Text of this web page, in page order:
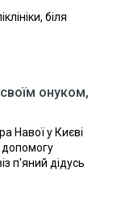
біля
онуком,
Навої у Києві
допомогу
п'яний дідусь